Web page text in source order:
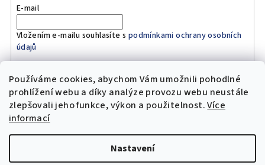
Používáme cookies, abychom Vám umožnili pohodlné
prohlížení webu a díky analýze provozu webu neustále
zlepšovali jeho funkce, výkon a použitelnost.Více
informací
Nastavení
E-mail
Vložením e-mailu souhlasíte s podmínkami ochrany osobních
údajů
Přihlásit se
Copyright 2026Original Moto Shop. Všechna práva
Upravit nastavení cookies